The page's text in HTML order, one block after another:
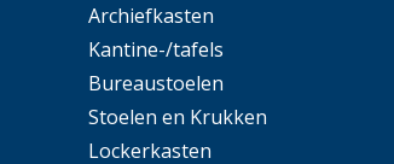
Archiefkasten
Kantine-/tafels
Bureaustoelen
Stoelen en Krukken
Lockerkasten